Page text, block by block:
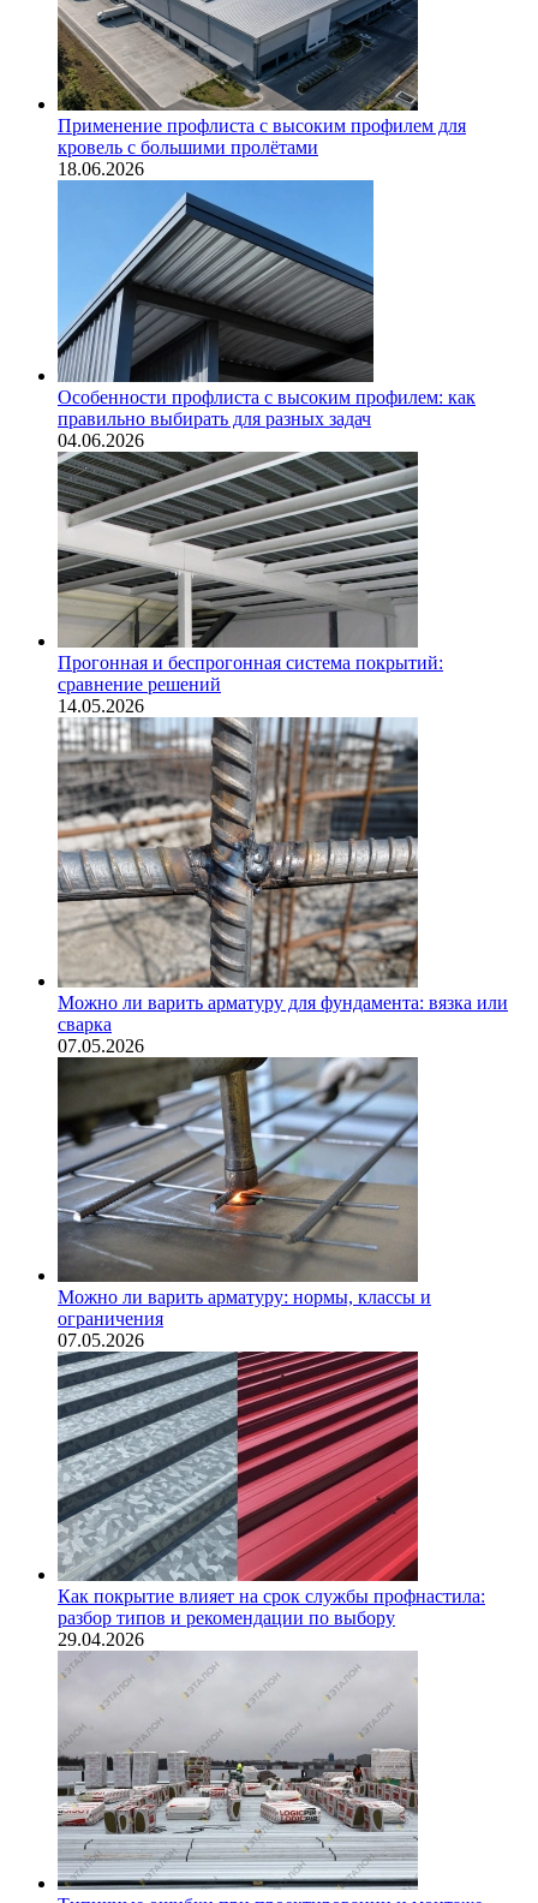
Применение профлиста с высоким профилем для
кровель с большими пролётами
18.06.2026
Особенности профлиста с высоким профилем: как
правильно выбирать для разных задач
04.06.2026
Прогонная и беспрогонная система покрытий:
сравнение решений
14.05.2026
Можно ли варить арматуру для фундамента: вязка или
сварка
07.05.2026
Можно ли варить арматуру: нормы, классы и
ограничения
07.05.2026
Как покрытие влияет на срок службы профнастила:
разбор типов и рекомендации по выбору
29.04.2026